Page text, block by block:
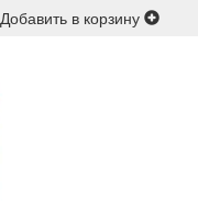
Добавить в корзину